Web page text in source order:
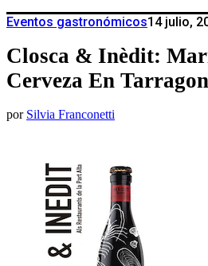
Eventos gastronómicos14 julio,
Closca & Inèdit:
Cerveza En
por Silvia Franconetti